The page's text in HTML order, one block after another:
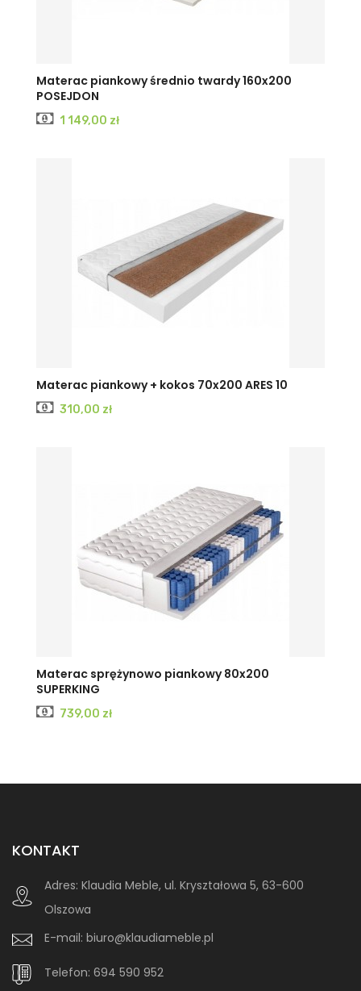
Materac piankowy średnio twardy 160x200
POSEJDON
Cena
1 149,00 zł
Materac piankowy + kokos 70x200 ARES 10
Cena
310,00 zł
Materac sprężynowo piankowy 80x200
SUPERKING
Cena
739,00 zł
KONTAKT
Adres: Klaudia Meble, ul. Kryształowa 5, 63-600
Olszowa
E-mail: biuro@klaudiameble.pl
Telefon: 694 590 952